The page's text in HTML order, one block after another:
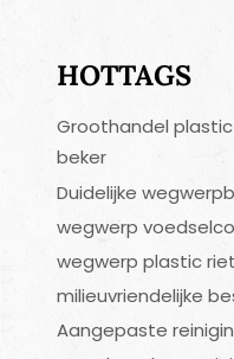
HOTTAGS
Groothandel
beker
Duidelijke
wegwerp
wegwerp plastic
milieuvriendelijke
Aangepaste